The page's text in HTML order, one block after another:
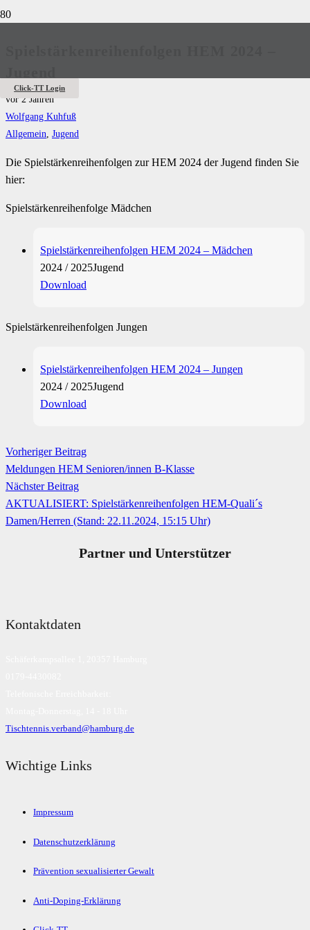
Click-TT Login
vor 2 Jahren
Wolfgang Kuhfuß
Allgemein Jugend
Die Spielstärkenreihenfolgen zur HEM 2024 der Jugend finden Sie
hier:
Spielstärkenreihenfolge Mädchen
Spielstärkenreihenfolgen HEM 2024 – Mädchen
2024 / 2025Jugend
Download
Spielstärkenreihenfolgen Jungen
Spielstärkenreihenfolgen HEM 2024 – Jungen
2024 / 2025Jugend
Download
Vorheriger Beitrag
Meldungen HEM Senioren/innen B-Klasse
Nächster Beitrag
AKTUALISIERT: Spielstärkenreihenfolgen HEM-Quali´s
Damen/Herren (Stand: 22.11.2024, 15:15 Uhr)
Partner und Unterstützer
Kontaktdaten
Tischtennis.verband@hamburg.de
Wichtige Links
Impressum
Datenschutzerklärung
Prävention sexualisierter Gewalt
Anti-Doping-Erklärung